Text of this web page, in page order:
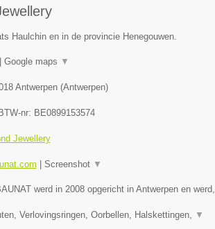
Haulchin en in de provincie Henegouwen.
Google maps ▼
Antwerpen(Antwerpen)
nr: BE0899153574
Jewellery
Screenshot ▼
werd in 2008 opgericht in Antwerpen en werd,
Verlovingsringen, Oorbellen, Halskettingen, ▼